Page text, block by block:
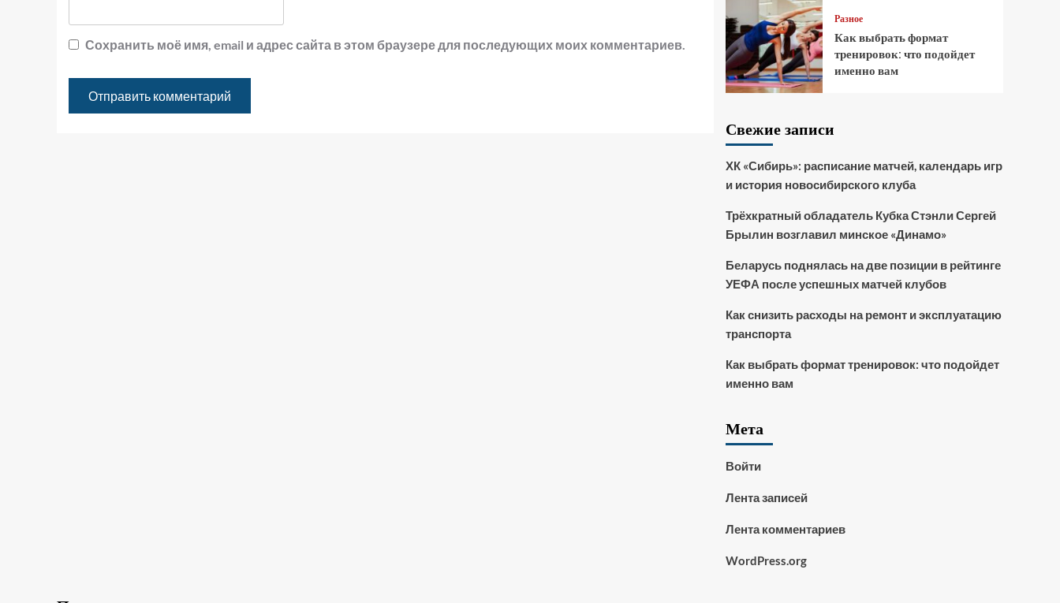
Сохранить моё имя, email и адрес сайта в этом браузере для последующих моих комментариев.
Разное
Как выбрать формат
тренировок: что подойдет
именно вам
Свежие записи
ХК «Сибирь»: расписание матчей, календарь игр
и история новосибирского клуба
Трёхкратный обладатель Кубка Стэнли Сергей
Брылин возглавил минское «Динамо»
Беларусь поднялась на две позиции в рейтинге
УЕФА после успешных матчей клубов
Как снизить расходы на ремонт и эксплуатацию
транспорта
Как выбрать формат тренировок: что подойдет
именно вам
Мета
Войти
Лента записей
Лента комментариев
WordPress.org